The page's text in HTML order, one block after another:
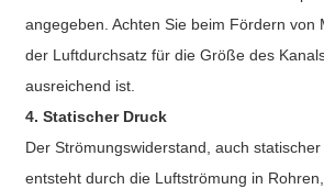
angegeben. Achten Sie beim Fördern von
der Luftdurchsatz für die Größe des
ausreichend ist.
4. Statischer Druck
Der Strömungswiderstand, auch
entsteht durch die Luftströmung in